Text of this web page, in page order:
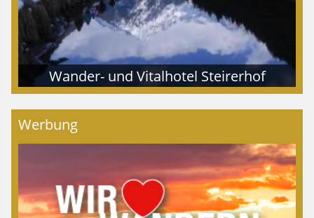
Wander- und Vitalhotel Steirerhof
Werbung